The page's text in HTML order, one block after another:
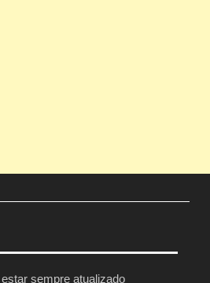
sempre atualizado